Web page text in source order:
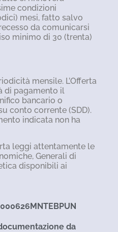
condizioni
mesi, fatto salvo
da comunicarsi
minimo di 30 (trenta)
mensile. L’Offerta
di pagamento il
bancario o
conto corrente (SDD).
indicata non ha
leggi attentamente le
Generali di
disponibili ai
da